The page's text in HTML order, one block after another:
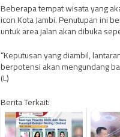
Beberapa tempat wisata yang
icon Kota Jambi. Penutupan ini
untuk area jalan akan dibuka
“Keputusan yang diambil,
berpotensi akan mengundang
(L)
Berita Terkait: